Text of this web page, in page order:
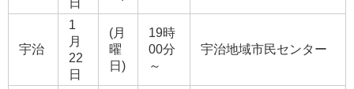
日
宇治
1
月
22
日
(月
曜
日)
19時
00分
～
宇治地域市民センター